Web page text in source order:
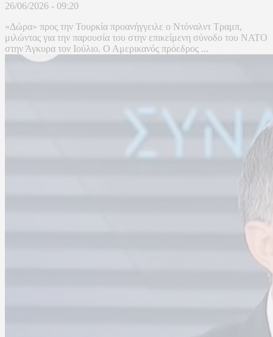
26/06/2026 - 09:20
«Δώρα» προς την Τουρκία προανήγγειλε ο Ντόναλντ Τραμπ,
μιλώντας για την παρουσία του στην επικείμενη σύνοδο του ΝΑΤΟ
στην Άγκυρα τον Ιούλιο. Ο Αμερικανός πρόεδρος ...